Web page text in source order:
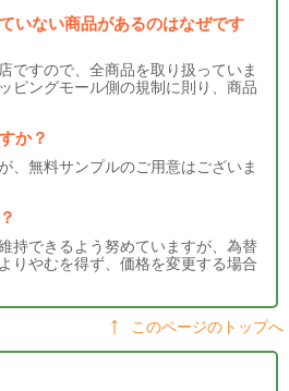
いない商品があるのはなぜです
ですので、全商品を取り扱っていま
ピングモール側の規制に則り、商品
か？
、無料サンプルのご用意はございま
持できるよう努めていますが、為替
りやむを得ず、価格を変更する場合
このページのトップへ